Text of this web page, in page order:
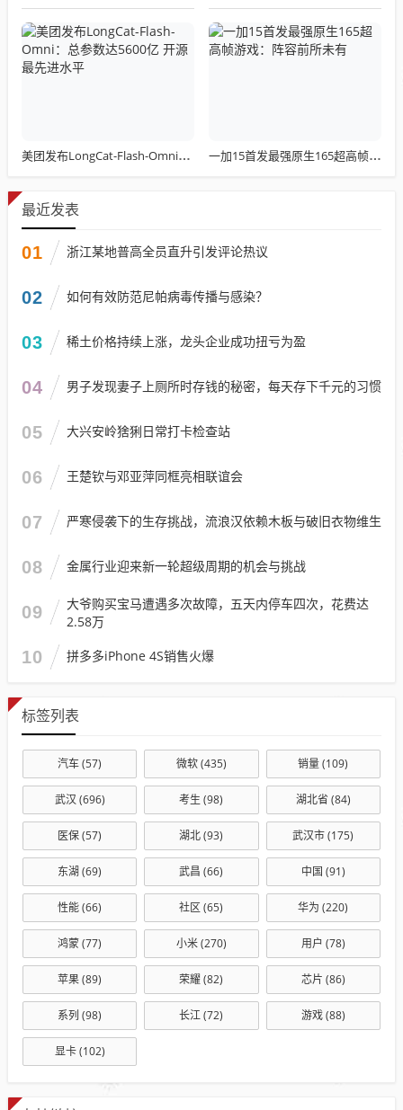
美团发布LongCat-Flash-Omni：总参数达5600亿 开源最先进水平 一加15首发最强原生165超高帧游戏：阵容前所未有
最近发表
01 浙江某地普高全员直升引发评论热议
02 如何有效防范尼帕病毒传播与感染？
03 稀土价格持续上涨，龙头企业成功扭亏为盈
04 男子发现妻子上厕所时存钱的秘密，每天存下千元的习惯
05 大兴安岭猞猁日常打卡检查站
06 王楚钦与邓亚萍同框亮相联谊会
07 严寒侵袭下的生存挑战，流浪汉依赖木板与破旧衣物维生
08 金属行业迎来新一轮超级周期的机会与挑战
09
大爷购买宝马遭遇多次故障，五天内停车四次，花费达
2.58万
10 拼多多iPhone 4S销售火爆
标签列表
汽车(57) 微软(435) 销量(109)
武汉 (696) 考生 (98) 湖北省 (84)
医保(57) 湖北(93) 武汉市(175)
东湖 (69) 武昌 (66) 中国 (91)
性能(66) 社区 (65) 华为 (220)
鸿蒙(77) 小米(270) 用户 (78)
苹果(89) 荣耀(82) 芯片 (86)
系列 (98) 长江(72) 游戏(88)
显卡(102)